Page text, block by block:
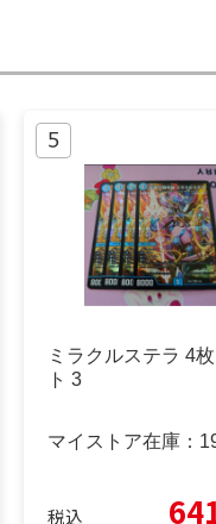
ミラクルステラ 4
ト 3
マイストア在庫：
税込